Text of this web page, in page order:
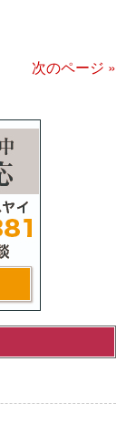
次のページ »